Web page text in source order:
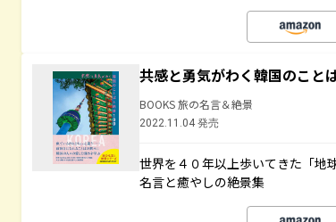
共感と勇気がわく韓国のこと
BOOKS 旅の名言＆絶景
2022.11.04 発売
世界を４０年以上歩いてきた「地
名言と癒やしの絶景集